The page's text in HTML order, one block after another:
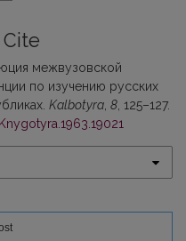
межвузовской
по изучению русских
Kalbotyra 8 , 125–127.